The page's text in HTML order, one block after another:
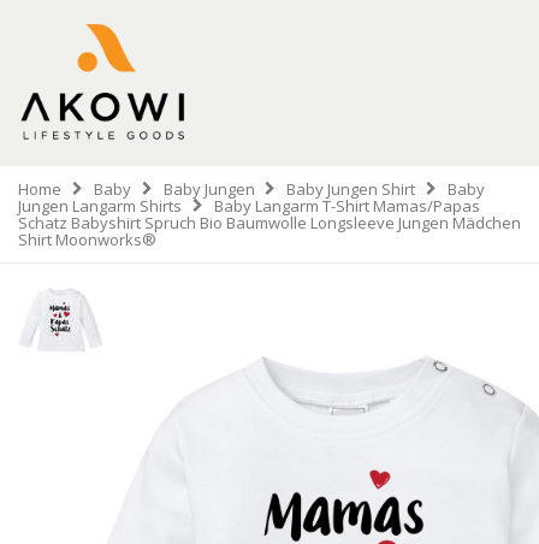
Home Baby Baby Jungen Baby Jungen Shirt Baby
Jungen Langarm Shirts Baby Langarm T-Shirt Mamas/Papas
Schatz Babyshirt Spruch Bio Baumwolle Longsleeve Jungen Mädchen
Shirt Moonworks®